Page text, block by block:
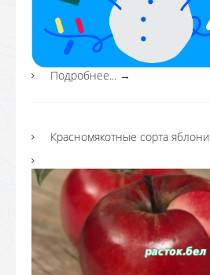
Подробнее... →
Красномякотные сорта яблони